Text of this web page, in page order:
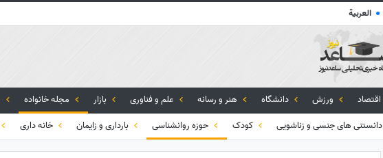
● العربية
اقتصاد ورزش دانشگاه هنر و رسانه علم و فناوری بازار مجله خانواده
دانستنی های جنسی و زناشویی
کودک حوزه روانشناسی بارداری و زایمان خانه داری